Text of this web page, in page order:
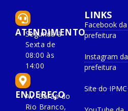
ATENDIMENTO
Segunda à
Sexta de
08:00 às
14:00
ENDEREÇO
Av. Barão do
Rio Branco,
LINKS
Facebook da
prefeitura
Instagram da
prefeitura
Site do IPMC